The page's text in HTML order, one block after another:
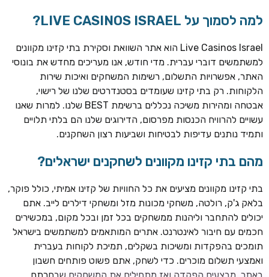
חבילת קבלת פנים: בונוס 100% עד 300€ + 100 ספיני בונוס על
ההפקדה הראשונה
CASOO
בונוס מתגלגל עד 2,000 ₪ + 200 ספינים חינם לשחקנים
חדשים
ROYSPINS
חינם על ההפקדות הראשונות
למה לסמוך על LIVE CASINOS ISRAEL?
Live Casinos Israel הוא אתר השוואת וסקירת בתי קזינו מקוונים
למשתמשים דוברי עברית. מדי חודש, אנו מעריכים מחדש את בונוסי
האתר, אפשרויות התשלום, רשימות המשחקים ואיכות שירות
הלקוחות. רק בתי קזינו שעומדים בסטנדרטים שלנו של רישוי,
אבטחה ומהירות משיכה נכללים ברשימת BEST שלנו. למרות שאנו
עשויים להרוויח הכנסות מפרסום, הדירוגים שלנו הם בלתי תלויים
ותמיד נותנים עדיפות לבטיחות ושביעות רצון השחקנים.
מהם בתי קזינו מקוונים לשחקנים ישראלים?
בתי קזינו מקוונים מציעים את כל החוויות של קזינו אמיתי, כולל פוקר,
בלאק ג'ק, רולטה, משחקי מכונות מזל ומשחקי דילרים לייב. אתם
יכולים להתחבר וליהנות ממשחקים בכל זמן ובכל מקום, במכשירים
חכמים עם חיבור לאינטרנט. אתרים המותאמים למשתמשים בישראל
תומכים בהפקדות ומשיכות בשקלים, תמיכת לקוחות בעברית
ואמצעי תשלום מוכרים. כדי לשחק, אתם פשוט פותחים חשבון